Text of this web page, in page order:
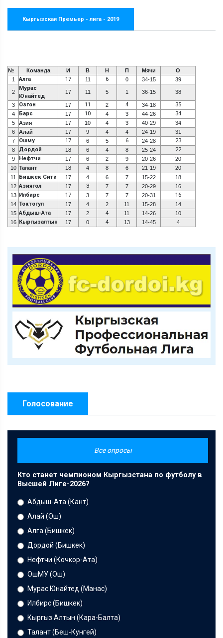
Кыргызская Премьер - лига - 2019
№ Команда И В Н П Мячи
О
1
Алга 17 11 6 0 34-15 39
2
Мурас
Юнайтед
17 11 5 1 36-15 38
3 Озгон 17 11 2 4 34-18 35
4 Барс 17 10 4 3 44-26 34
5 Азия 17 10 4 3 40-29
34
6
Алай 17 9 4 4 24-19
31
7
Ошму 17 6 5 6 24-28 23
8 Дордой 18 6 4 8 25-24 22
9 Нефтчи 17 6 2 9 20-26
20
10 Талант 18 4 8 6 21-19
20
11
Бишкек Сити 17 4 6 7 15-22
18
12 Азиягол 17 3 7 7 20-29
16
13 Илбирс 17 3 7 7 20-31 16
14 Токтогул 17 4 2 11 15-28
14
15 Абдыш-Ата 17 2 4 11 14-26
10
16 Кыргызалтын 17 0 4 13 14-45 4
Голосование
Все опросы
Кто станет чемпионом Кыргызстана по футболу в
Высшей Лиге-2026?
Абдыш-Ата (Кант)
Алай (Ош)
Алга (Бишкек)
Дордой (Бишкек)
Нефтчи (Кочкор-Ата)
ОшМУ (Ош)
Мурас Юнайтед (Манас)
Илбирс (Бишкек)
Кыргыз Алтын (Кара-Балта)
Талант (Беш-Кунгей)